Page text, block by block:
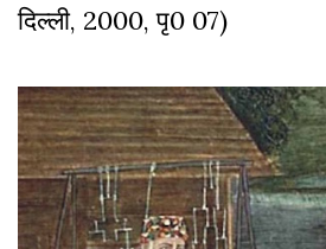
दिल्ली, 2000, पृ0 07)